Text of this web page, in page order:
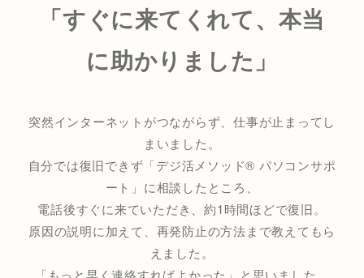
「すぐに来てくれて、本当
に助かりました」
突然インターネットがつながらず、仕事が止まってし
まいました。
自分では復旧できず「デジ活メソッド® パソコンサポ
ート」に相談したところ、
電話後すぐに来ていただき、約1時間ほどで復旧。
原因の説明に加えて、再発防止の方法まで教えてもら
えました。